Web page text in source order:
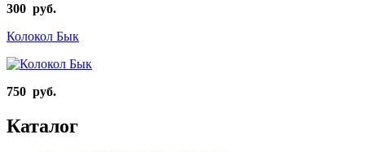
300 руб.
Колокол Бык
750 руб.
Каталог